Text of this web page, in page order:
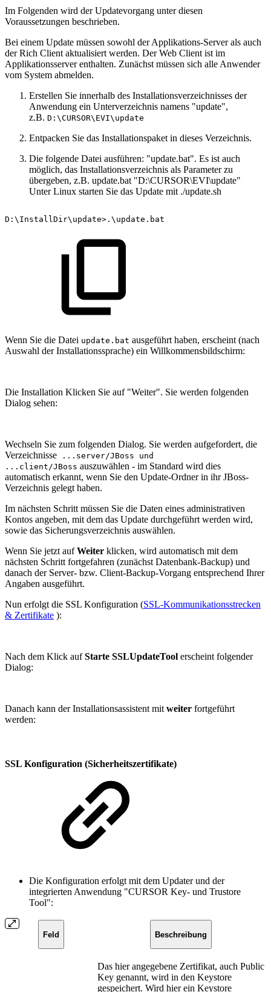
Im Folgenden wird der Updatevorgang unter diesen
Voraussetzungen beschrieben.
Bei einem Update müssen sowohl der Applikations-Server als auch
der Rich Client aktualisiert werden. Der Web Client ist im
Applikationsserver enthalten. Zunächst müssen sich alle Anwender
vom System abmelden.
Erstellen Sie innerhalb des Installationsverzeichnisses der
Anwendung ein Unterverzeichnis namens "update",
z.B. D:\CURSOR\EVI\update
Entpacken Sie das Installationspaket in dieses Verzeichnis.
Die folgende Datei ausführen: "update.bat". Es ist auch
möglich, das Installationsverzeichnis als Parameter zu
übergeben, z.B. update.bat "D:\CURSOR\EVI\update"
Unter Linux starten Sie das Update mit ./update.sh
D:\InstallDir\update>.\update.bat
Wenn Sie die Datei update.bat ausgeführt haben, erscheint (nach
Auswahl der Installationssprache) ein Willkommensbildschirm:
Die Installation Klicken Sie auf "Weiter". Sie werden folgenden
Dialog sehen:
Wechseln Sie zum folgenden Dialog. Sie werden aufgefordert, die
Verzeichnisse ...server/JBoss und
...client/JBoss auszuwählen - im Standard wird dies
automatisch erkannt, wenn Sie den Update-Ordner in ihr JBoss-
Verzeichnis gelegt haben.
Im nächsten Schritt müssen Sie die Daten eines administrativen
Kontos angeben, mit dem das Update durchgeführt werden wird,
sowie das Sicherungsverzeichnis auswählen.
Wenn Sie jetzt aufWeiter klicken, wird automatisch mit dem
nächsten Schritt fortgefahren (zunächst Datenbank-Backup) und
danach der Server- bzw. Client-Backup-Vorgang entsprechend Ihrer
Angaben ausgeführt.
Nun erfolgt die SSL Konfiguration (SSL-Kommunikationsstrecken
& Zertifikate ):
Nach dem Klick aufStarte SSLUpdateTool erscheint folgender
Dialog:
Danach kann der Installationsassistent mit weiter fortgeführt
werden:
SSL Konfiguration (Sicherheitszertifikate)
Die Konfiguration erfolgt mit dem Updater und der
integrierten Anwendung "CURSOR Key- und Trustore
Tool":
Feld Beschreibung
Das hier angegebene Zertifikat, auch Public
Key genannt, wird in den Keystore
gespeichert. Wird hier ein Keystore